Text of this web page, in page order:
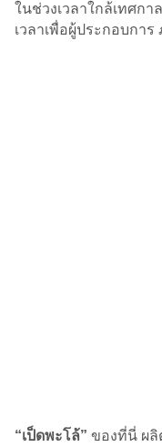
ในช่วงเวลาใกล้เทศก
เวลาเพื่อผู้ประกอบกา
“เป็ดพะโล้” ของที่นี่ ผลิ